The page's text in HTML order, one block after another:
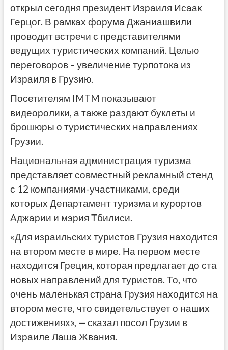
открыл сегодня президент Израиля Исаак
Герцог. В рамках форума Джаниашвили
проводит встречи с представителями
ведущих туристических компаний. Целью
переговоров – увеличение турпотока из
Израиля в Грузию.
Посетителям IMTM показывают
видеоролики, а также раздают буклеты и
брошюры о туристических направлениях
Грузии.
Национальная администрация туризма
представляет совместный рекламный стенд
с 12 компаниями-участниками, среди
которых Департамент туризма и курортов
Аджарии и мэрия Тбилиси.
«Для израильских туристов Грузия находится
на втором месте в мире. На первом месте
находится Греция, которая предлагает до ста
новых направлений для туристов. То, что
очень маленькая страна Грузия находится на
втором месте, что свидетельствует о наших
достижениях», — сказал посол Грузии в
Израиле Лаша Жвания.